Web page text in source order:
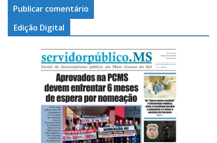
Edição Digital